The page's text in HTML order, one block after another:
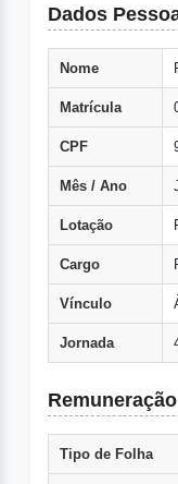
Dados
Nome
Matrícula
CPF
Mês / Ano
Lotação
Cargo
Vínculo
Jornada
Remuneração
Tipo de Folha